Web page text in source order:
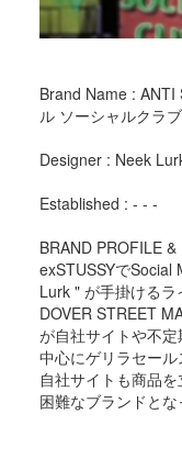
Brand Name : ANTI
ル ソーシャルクラ
Designer : Neek
Established : - - -
BRAND PROFILE &
exSTUSSYでSocial
Lurk " が手掛けるラ
DOVER STREET
が自社サイトや不
中心にゲリラセール
自社サイトも商品
困難なブランドとな